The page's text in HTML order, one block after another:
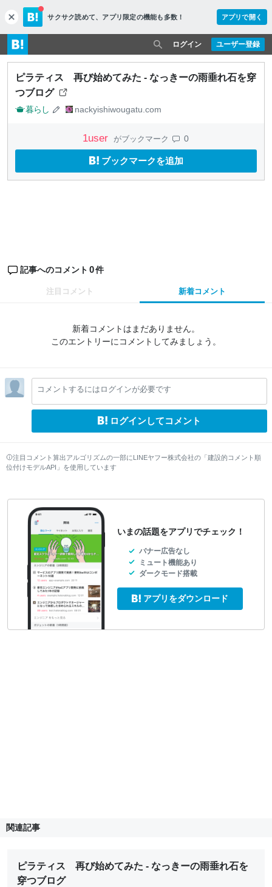
c
l
o
s
e
サクサク読めて、 アプリ限定の機能も多数！ アプリで開く
ユーザー登録
ログイン
ピラティス 再び始めてみた - なっきーの雨垂れ石を穿
つブログ
暮らし nackyishiwougatu.com
1user がブックマーク 0
ブックマークを追加
記事へのコメント 0件
注目コメント 新着コメント
新着コメントはまだありません。
このエントリーにコメントしてみましょう。
コメントするにはログインが必要です
ログインしてコメント
注目コメント算出アルゴリズムの一部にLINEヤフー株式会社の「建設的コメント順
位付けモデルAPI」を使用しています
いまの話題をアプリでチェック！
バナー広告なし
ミュート機能あり
ダークモード搭載
アプリをダウンロード
関連記事
ピラティス 再び始めてみた - なっきーの雨垂れ石を
穿つブログ